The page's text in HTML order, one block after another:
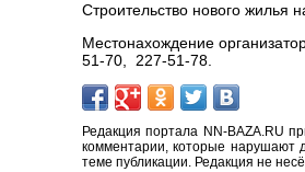
Строительство нового жилья
Местонахождение
51-70, 227-51-78.
Редакция портала NN-BAZA.RU
комментарии, которые нарушают
теме публикации. Редакция не